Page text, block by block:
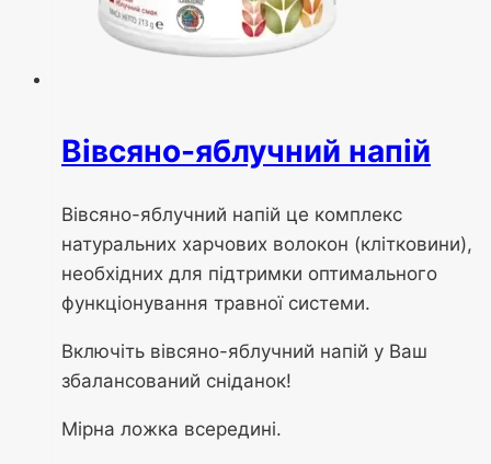
Вівсяно-яблучний напій
Вівсяно-яблучний напій це комплекс
натуральних харчових волокон (клітковини),
необхідних для підтримки оптимального
функціонування травної системи.
Включіть вівсяно-яблучний напій у Ваш
збалансований сніданок!
Мірна ложка всередині.